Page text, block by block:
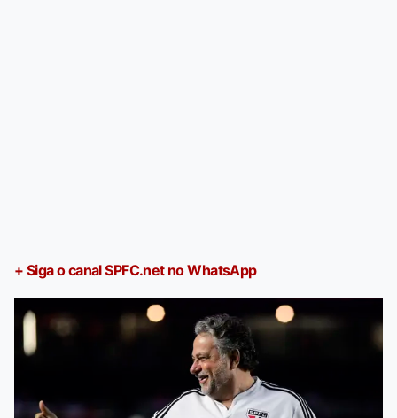
+ Siga o canal SPFC.net no WhatsApp